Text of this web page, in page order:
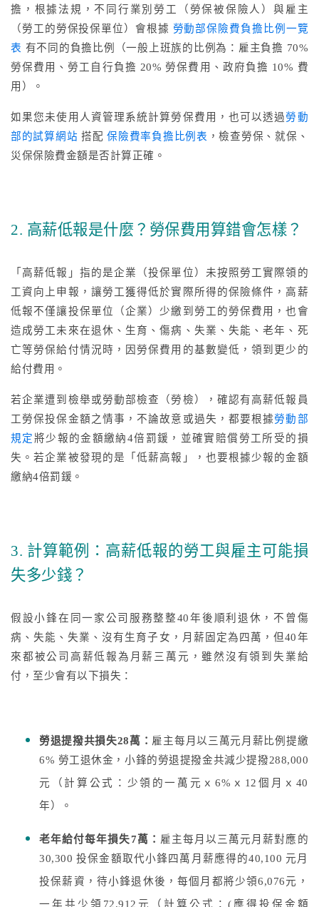
擔，根據法規，不同行業別勞工（勞保被保險人）與雇主
（勞工的勞保投保單位）會根據 勞動部保險費負擔比例一覽
表 有不同的負擔比例（一般上班族的比例為：雇主負擔 70%
勞保費用、勞工自行負擔 20% 勞保費用、政府負擔 10% 費
用）。
如果您未使用人資管理系統計算勞保費用，也可以透過勞動
部的試算網站 搭配保險費率負擔比例表 ，檢查勞保、就保、
災保保險費金額是否計算正確。
2. 高薪低報是什麼？勞保費用算錯會怎樣？
「高薪低報」指的是企業（投保單位）未按照勞工實際領的
工資向上申報，讓勞工獲得低於實際所得的保險條件，高薪
低報不僅讓投保單位（企業）少繳到勞工的勞保費用，也會
造成勞工未來在退休、生育、傷病、失業、失能、老年、死
亡等勞保給付情況時，因勞保費用的基數變低，領到更少的
給付費用。
若企業遭到檢舉或勞動部檢查（勞檢），確認有高薪低報員
工勞保投保金額之情事，不論故意或過失，都要根據勞動部
規定將少報的金額繳納4倍罰鍰，並確實賠償勞工所受的損
失。若企業被發現的是「低薪高報」，也要根據少報的金額
繳納4倍罰鍰。
3. 計算範例：高薪低報的勞工與雇主可能損
失多少錢？
假設小鋒在同一家公司服務整整40年後順利退休，不曾傷
病、失能、失業、沒有生育子女，月薪固定為四萬，但40年
來都被公司高薪低報為月薪三萬元，雖然沒有領到失業給
付，至少會有以下損失：
勞退提撥共損失28萬： 雇主每月以三萬元月薪比例提繳
6% 勞工退休金，小鋒的勞退提撥金共減少提撥288,000
元（計算公式：少領的一萬元ｘ6%ｘ12個月ｘ40
年）。
老年給付每年損失7萬： 雇主每月以三萬元月薪對應的
30,300 投保金額取代小鋒四萬月薪應得的40,100 元月
投保薪資，待小鋒退休後，每個月都將少領6,076元，